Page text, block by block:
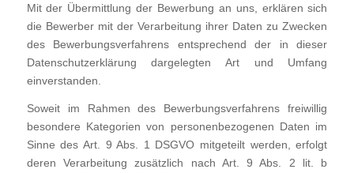
Mit der Übermittlung der Bewerbung an uns, erklären sich
die Bewerber mit der Verarbeitung ihrer Daten zu Zwecken
des Bewerbungsverfahrens entsprechend der in dieser
Datenschutzerklärung dargelegten Art und Umfang
einverstanden.
Soweit im Rahmen des Bewerbungsverfahrens freiwillig
besondere Kategorien von personenbezogenen Daten im
Sinne des Art. 9 Abs. 1 DSGVO mitgeteilt werden, erfolgt
deren Verarbeitung zusätzlich nach Art. 9 Abs. 2 lit. b